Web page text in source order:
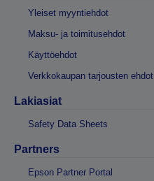
Yleiset myyntiehdot
Maksu- ja toimitusehdot
Käyttöehdot
Verkkokaupan tarjousten ehdot
Lakiasiat
Safety Data Sheets
Partners
Epson Partner Portal